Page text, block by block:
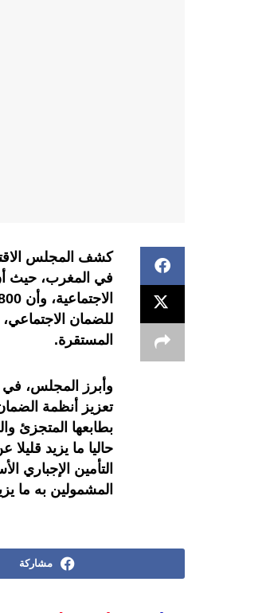
كشف المجلس
المستقرة.
وأبرز المجلس، في
تعزيز أنظمة
بطابعها المتجزئ
التأمين
المشمولين به ما يزيد
مشاركة